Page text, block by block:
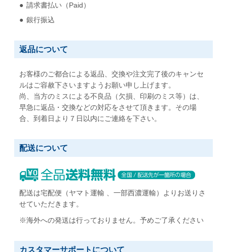
請求書払い（Paid）
銀行振込
返品について
お客様のご都合による返品、交換や注文完了後のキャンセ
ルはご容赦下さいますようお願い申し上げます。
尚、当方のミスによる不良品（欠損、印刷のミス等）は、
早急に返品・交換などの対応をさせて頂きます。その場
合、到着日より７日以内にご連絡を下さい。
配送について
配送は宅配便（ヤマト運輸 、一部西濃運輸）よりお送りさ
せていただきます。
※海外への発送は行っておりません。予めご了承ください
カスタマーサポートについて